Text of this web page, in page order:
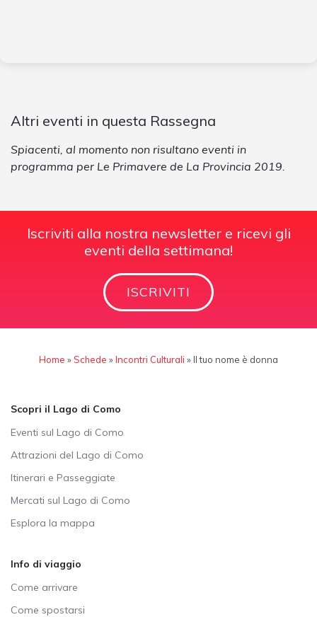
Altri eventi in questa Rassegna
Spiacenti, al momento non risultano eventi in
programma per Le Primavere de La Provincia 2019.
Iscriviti alla nostra newsletter e ricevi gli
eventi della settimana!
ISCRIVITI
Home »Schede »Incontri Culturali » Il tuo nome è donna
Scopri il Lago di Como
Eventi sul Lago di Como
Attrazioni del Lago di Como
Itinerari e Passeggiate
Mercati sul Lago di Como
Esplora la mappa
Info di viaggio
Come arrivare
Come spostarsi